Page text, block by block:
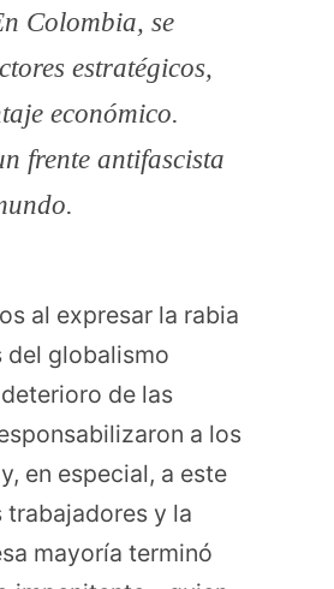
Colombia, se
estratégicos,
económico.
frente antifascista
al expresar la rabia
del globalismo
de las
a los
en especial, a este
y la
mayoría terminó